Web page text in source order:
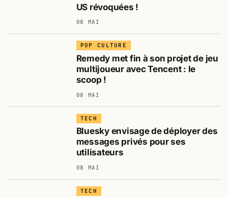
US révoquées !
08 MAI
POP CULTURE
Remedy met fin à son projet de jeu
multijoueur avec Tencent : le
scoop !
08 MAI
TECH
Bluesky envisage de déployer des
messages privés pour ses
utilisateurs
08 MAI
TECH